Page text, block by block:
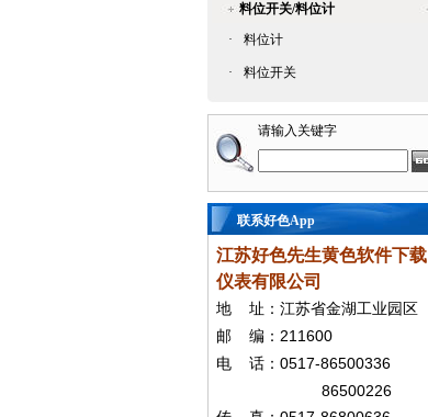
料位开关/料位计
·
料位计
· 料位开关
请输入关键字
联系好色App
江苏好色先生黄色软件下载
仪表有限公司
地
址：江苏省金湖工业园区
邮
编： 211600
电 话： 0517-86500336
86500226